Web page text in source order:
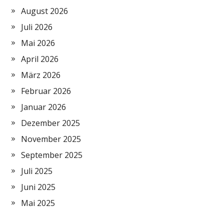
August 2026
Juli 2026
Mai 2026
April 2026
März 2026
Februar 2026
Januar 2026
Dezember 2025
November 2025
September 2025
Juli 2025
Juni 2025
Mai 2025